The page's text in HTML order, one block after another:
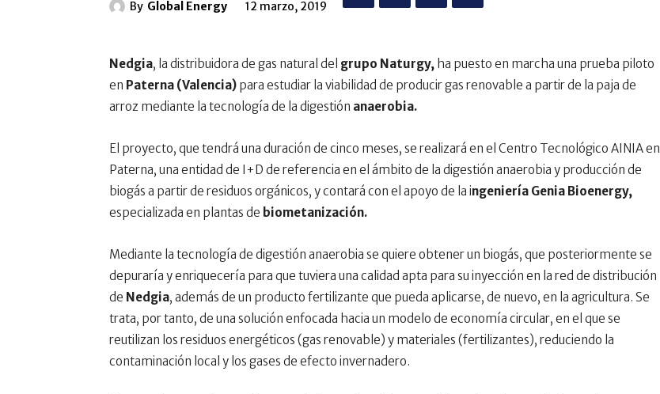
By Global Energy 12 marzo, 2019
Nedgia, la distribuidora de gas natural del grupo Naturgy, ha puesto en marcha una prueba piloto
en Paterna (Valencia) para estudiar la viabilidad de producir gas renovable a partir de la paja de
arroz mediante la tecnología de la digestión anaerobia.
El proyecto, que tendrá una duración de cinco meses, se realizará en el Centro Tecnológico AINIA en
Paterna, una entidad de I+D de referencia en el ámbito de la digestión anaerobia y producción de
biogás a partir de residuos orgánicos, y contará con el apoyo de la ingeniería Genia Bioenergy,
especializada en plantas de biometanización.
Mediante la tecnología de digestión anaerobia se quiere obtener un biogás, que posteriormente se
depuraría y enriquecería para que tuviera una calidad apta para su inyección en la red de distribución
de Nedgia, además de un producto fertilizante que pueda aplicarse, de nuevo, en la agricultura. Se
trata, por tanto, de una solución enfocada hacia un modelo de economía circular, en el que se
reutilizan los residuos energéticos (gas renovable) y materiales (fertilizantes), reduciendo la
contaminación local y los gases de efecto invernadero.